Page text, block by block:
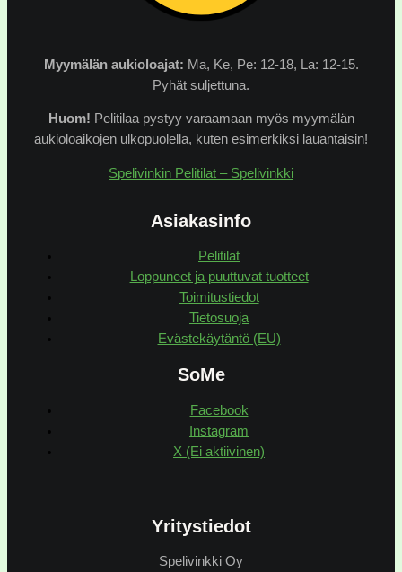
Myymälän aukioloajat: Ma, Ke, Pe: 12-18, La: 12-15.
Pyhät suljettuna.
Huom! Pelitilaa pystyy varaamaan myös myymälän
aukioloaikojen ulkopuolella, kuten esimerkiksi lauantaisin!
Spelivinkin Pelitilat – Spelivinkki
Asiakasinfo
Pelitilat
Loppuneet ja puuttuvat tuotteet
Toimitustiedot
Tietosuoja
Evästekäytäntö (EU)
SoMe
Facebook
Instagram
X (Ei aktiivinen)
Yritystiedot
Spelivinkki Oy